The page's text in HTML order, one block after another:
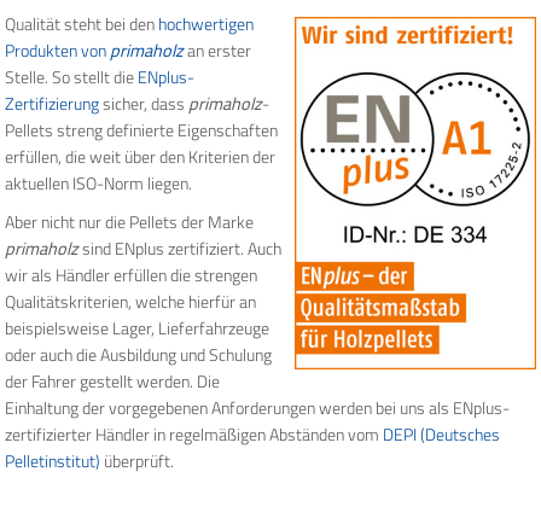
Qualität steht bei denhochwertigen
Produkten vonprimaholzan erster
Stelle. So stellt dieENplus-
Zertifizierungsicher, dass primaholz-
Pellets streng definierte Eigenschaften
erfüllen, die weit über den Kriterien der
aktuellen ISO-Norm liegen.
Aber nicht nur die Pellets der Marke
primaholzsind ENplus zertifiziert. Auch
wir als Händler erfüllen die strengen
Qualitätskriterien, welche hierfür an
beispielsweise Lager, Lieferfahrzeuge
oder auch die Ausbildung und Schulung
der Fahrer gestellt werden. Die
Einhaltung der vorgegebenen Anforderungen werden bei uns als ENplus-
zertifizierter Händler in regelmäßigen Abständen vom DEPI (Deutsches
Pelletinstitut) überprüft.